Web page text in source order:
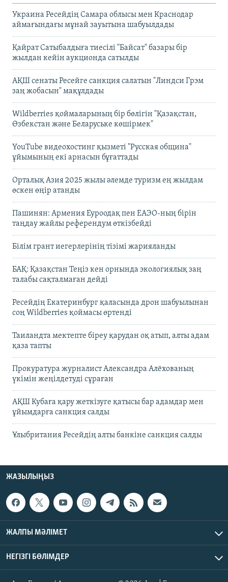
Украина Ресейдің Самара облысы мен Краснодар
аймағындағы мұнай зауытына шабуылдады
Қайрат Сатыбалдыға тиесілі "Байсат" базары бір
жылдан кейін аукционда сатылды
АҚШ сенаты Ресейге санкция салатын "Линдси Грэм
заң жобасын" мақұлдады
Wildberries қоймаларының бір бөлігін "Қазақстан,
Өзбекстан және Беларуське көшірмек"
YouTube видеохостинг қызметі "Русская община"
ұйымының екі арнасын бұғаттады
Орталық Азия 2025 жылы әлемде туризм ең жылдам
өскен өңір атанды
Пашинян: Армения Еуроодақ пен ЕАЭО-ның бірін
таңдау жайлы референдум өткізбейді
Білім грант иегерлерінің тізімі жарияланды
БАҚ: Қазақстан Теңіз кен орнында экологиялық заң
талабы сақталмаған дейді
Ресейдің Екатеринбург қаласында дрон шабуылынан
соң Wildberries қоймасы өртенді
Таиландта мектепте біреу қарудан оқ атып, алты адам
қаза тапты
Прокуратура журналист Александра Алёхованың
үкімін жеңілдетуді сұраған
АҚШ Кубаға қару жеткізуге қатысы бар адамдар мен
ұйымдарға санкция салды
Ұлыбритания Ресейдің алты банкіне санкция салды
ЖАЗЫЛЫҢЫЗ
ЖАЛПЫ МӘЛІМЕТ
НЕГІЗГІ БӨЛІМДЕР